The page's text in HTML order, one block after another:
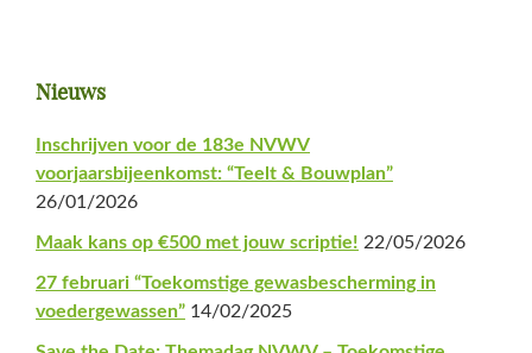
Primaire
Sidebar
Nieuws
Inschrijven voor de 183e NVWV
voorjaarsbijeenkomst: “Teelt & Bouwplan”
26/01/2026
Maak kans op €500 met jouw scriptie! 22/05/2026
27 februari “Toekomstige gewasbescherming in
voedergewassen” 14/02/2025